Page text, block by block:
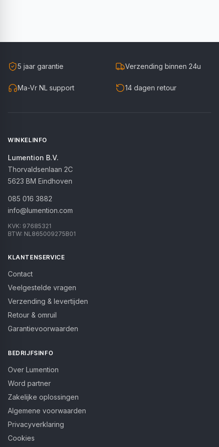
5 jaar garantie Verzending binnen 24u
Ma-Vr NL support 14 dagen retour
WINKELINFO
Lumention B.V.
Thorvaldsenlaan 2C
5623 BM Eindhoven
085 016 3882
info@lumention.com
KVK: 97685321
BTW: NL865009275B01
KLANTENSERVICE
Contact
Veelgestelde vragen
Verzending & levertijden
Retour & omruil
Garantievoorwaarden
BEDRIJFSINFO
Over Lumention
Word partner
Zakelijke oplossingen
Algemene voorwaarden
Privacyverklaring
Cookies